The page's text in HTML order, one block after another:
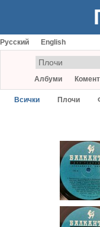
Русский English
Албуми
Всички Плочи